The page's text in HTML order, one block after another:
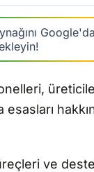
ve